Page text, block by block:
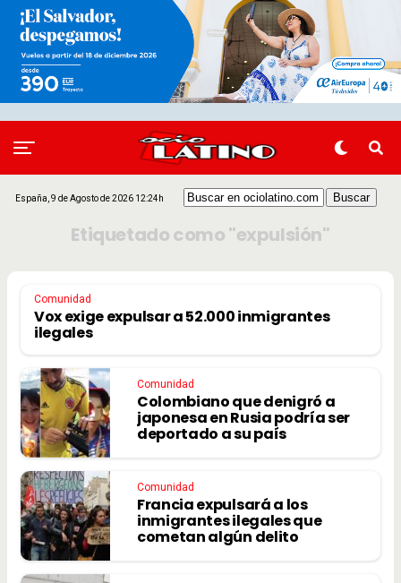
España, 9 de Agosto de 2026 12:24h
Etiquetado como "expulsión"
Comunidad
Vox exige expulsar a 52.000 inmigrantes
ilegales
Comunidad
Colombiano que denigró a
japonesa en Rusia podría ser
deportado a su país
Comunidad
Francia expulsará a los
inmigrantes ilegales que
cometan algún delito